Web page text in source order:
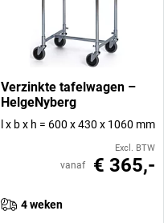
Verzinkte tafelwagen –
HelgeNyberg
l x b x h = 600 x 430 x 1060 mm
Excl. BTW
vanaf € 365,-
4 weken